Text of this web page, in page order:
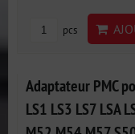
pcs
Adaptateur PMC
LS1 LS3 LS7 LSA